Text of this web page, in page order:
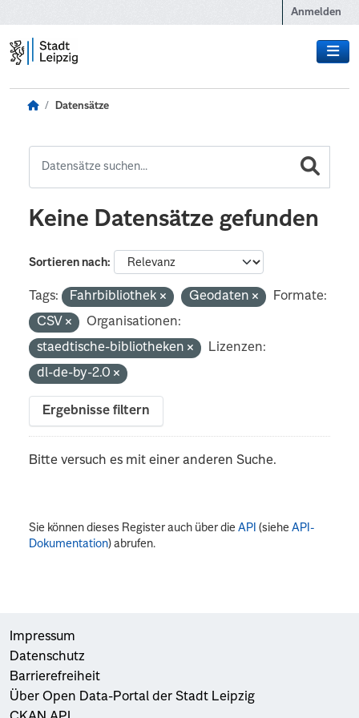
Anmelden
Datensätze
Keine Datensätze gefunden
Sortieren nach
Tags: Fahrbibliothek Geodaten
Formate:
CSV
Organisationen:
staedtische-bibliotheken
Lizenzen:
dl-de-by-2.0
Ergebnisse filtern
Bitte versuch es mit einer anderen Suche.
Sie können dieses Register auch über dieAPI (sieheAPI-
Dokumentation) abrufen.
Impressum
Datenschutz
Barrierefreiheit
Über Open Data-Portal der Stadt Leipzig